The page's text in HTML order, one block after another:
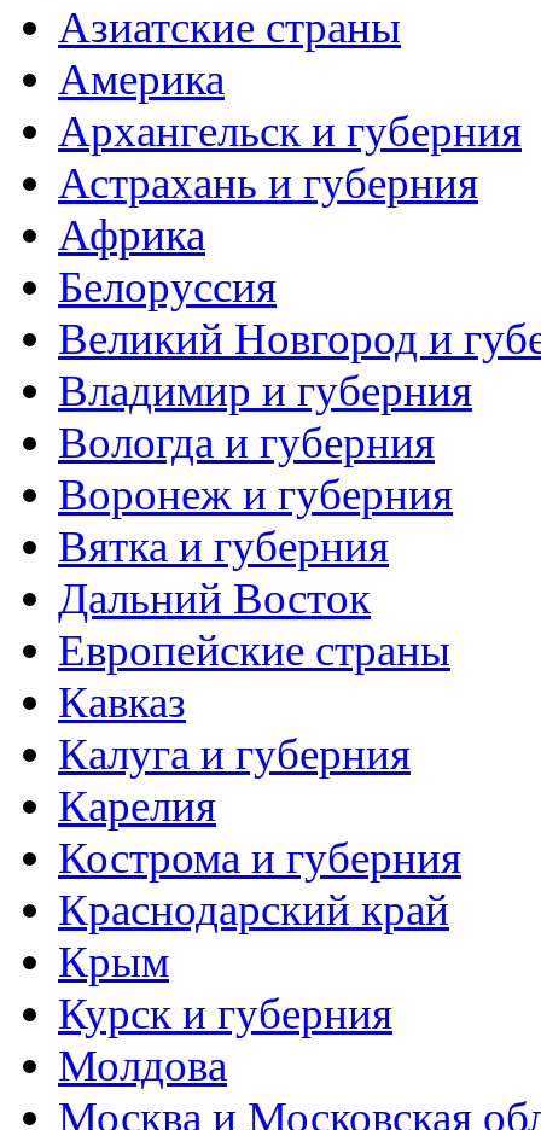
Азиатские страны
Америка
Архангельск и губерния
Астрахань и губерния
Африка
Белоруссия
Великий Новгород и
Владимир и губерния
Вологда и губерния
Воронеж и губерния
Вятка и губерния
Дальний Восток
Европейские страны
Кавказ
Калуга и губерния
Карелия
Кострома и губерния
Краснодарский край
Крым
Курск и губерния
Молдова
Москва и Московская